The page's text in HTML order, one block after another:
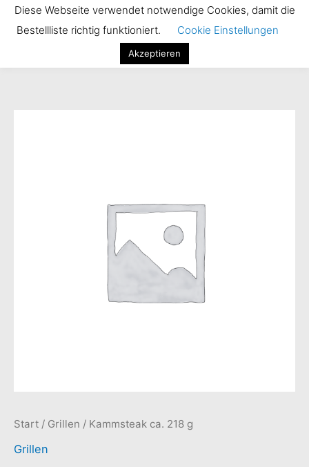
Zum
Inhalt
Start / Grillen / Kammsteak ca. 218 g
Grillen
Diese Webseite verwendet notwendige Cookies, damit die
Bestellliste richtig funktioniert.
Cookie Einstellungen
Akzeptieren